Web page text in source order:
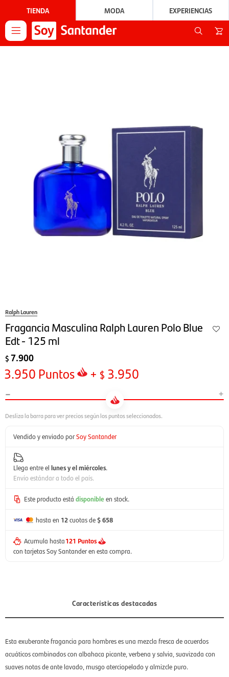
TIENDA MODA EXPERIENCIAS

Ralph Lauren
Fragancia Masculina Ralph Lauren Polo Blue
Edt - 125 ml
$ 7.900
3.950 Puntos + $ 3.950
- +
Vendido y enviado porSoy Santander
Llega entre el lunes y el miércoles.
Envío estándar a todo el país.
Este producto está disponible en stock.
hasta en 12cuotas de$ 658
Acumula hasta121 Puntos
con tarjetas Soy Santander en esta compra.
Características destacadas
Esta exuberante fragancia para hombres es una mezcla fresca de acuerdos
acuáticos combinados con albahaca picante, verbena y salvia, suavizada con
suaves notas de ante lavado, musgo aterciopelado y almizcle puro.